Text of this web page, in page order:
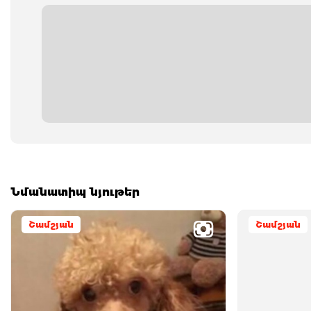
Նմանատիպ նյութեր
Շամշյան Շամշյան